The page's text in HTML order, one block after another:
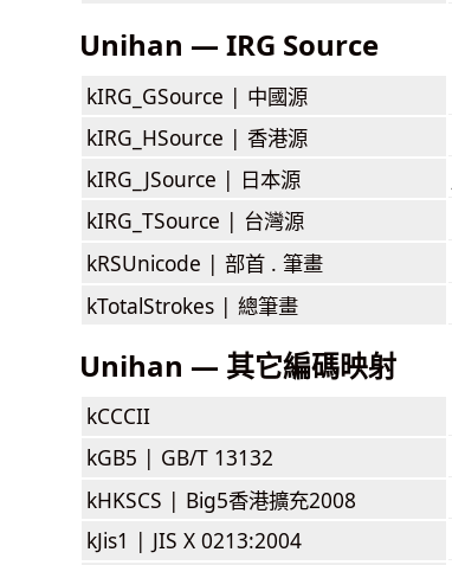
Unihan — IRG Source
kIRG_GSource | 中國源
kIRG_HSource | 香港源
kIRG_JSource | 日本源
kIRG_TSource | 台灣源
kRSUnicode | 部首 . 筆畫
kTotalStrokes | 總筆畫
Unihan — 其它編碼映射
kCCCII
kGB5 | GB/T 13132
kHKSCS | Big5香港擴充2008
kJis1 | JIS X 0213:2004